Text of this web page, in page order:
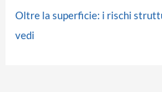
Oltre la superficie: i rischi
vedi